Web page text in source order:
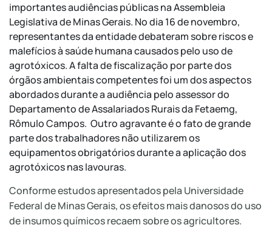
importantes audiências públicas na Assembleia
Legislativa de Minas Gerais. No dia 16 de novembro,
representantes da entidade debateram sobre riscos e
malefícios à saúde humana causados pelo uso de
agrotóxicos. A falta de fiscalização por parte dos
órgãos ambientais competentes foi um dos aspectos
abordados durante a audiência pelo assessor do
Departamento de Assalariados Rurais da Fetaemg,
Rômulo Campos. Outro agravante é o fato de grande
parte dos trabalhadores não utilizarem os
equipamentos obrigatórios durante a aplicação dos
agrotóxicos nas lavouras.
Conforme estudos apresentados pela Universidade
Federal de Minas Gerais, os efeitos mais danosos do uso
de insumos químicos recaem sobre os agricultores.